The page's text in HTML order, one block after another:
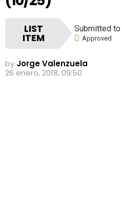
LIST
ITEM
Submitted to
Approved
by Jorge Valenzuela
26 enero, 2018, 09:50